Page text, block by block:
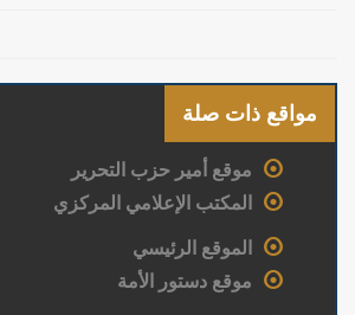
مواقع ذات صلة
موقع أمير حزب التحرير
المكتب الإعلامي المركزي
الموقع الرئيسي
موقع دستور الأمة